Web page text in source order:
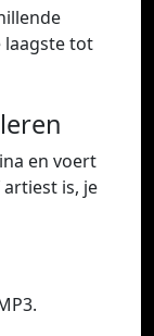
laagste tot
en voert
is, je